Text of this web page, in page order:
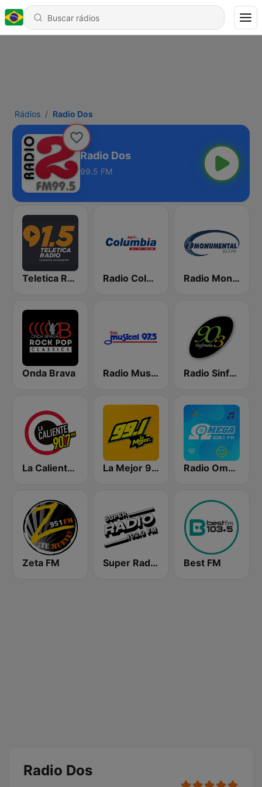
Rádios Radio Dos
Radio Dos
99.5 FM
Teletica Radio 91.5 FM Radio Columbia Radio Monumental
Onda Brava Radio Musical Radio Sinfonola
La Caliente 90.7 FM La Mejor 99.1 Radio Omega Stereo
Zeta FM Super Radio FM Best FM
Radio Dos